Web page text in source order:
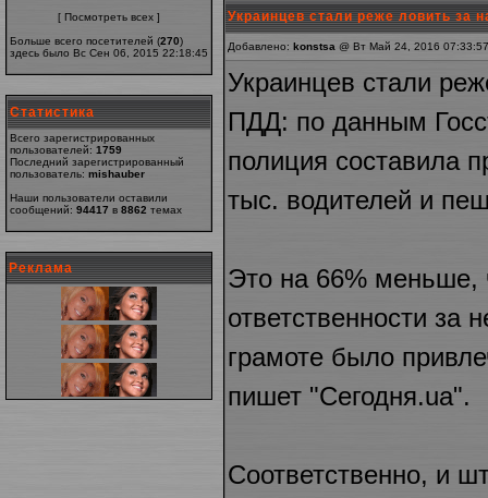
[ Посмотреть всех ]
Больше всего посетителей (270)
здесь было Вс Сен 06, 2015 22:18:45
Статистика
Всего зарегистрированных
пользователей: 1759
Последний зарегистрированный
пользователь: mishauber
Наши пользователи оставили
сообщений: 94417 в 8862 темах
Реклама
Украинцев стали реже ловить за
Добавлено: konstsa @ Вт Май 24, 2016 07:33:57
Украинцев стали
ПДД: по данным
полиция составила
тыс. водителей и
Это на 66% меньше,
ответственности за
грамоте было
пишет "Сегодня.ua".
Соответственно, и